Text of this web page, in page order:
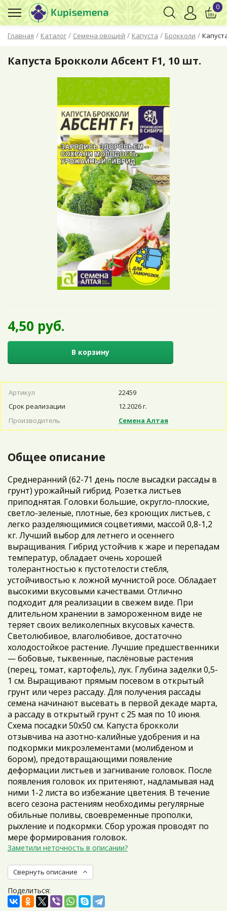
Главная / Каталог / Семена овощей / Капуста / Брокколи /
0
Капуста Брокколи Абсент F1, 10 шт.
4,50 руб.
В корзину
Артикул
22459
Срок реализации
12.2026 г.
Производитель
Семена Алтая
Общее описание
Среднеранний (62-71 день после высадки рассады в
грунт) урожайный гибрид. Розетка листьев
приподнятая. Головки большие, округло-плоские,
светло-зеленые, плотные, без кроющих листьев, с
легко разделяющимися соцветиями, массой 0,8-1,2
кг. Лучший выбор для летнего и осеннего
выращивания. Гибрид устойчив к жаре и перепадам
температур, обладает очень хорошей
толерантностью к пустотелости стебля,
устойчивостью к ложной мучнистой росе. Обладает
высокими вкусовыми качествами. Отлично
подходит для реализации в свежем виде. При
длительном хранении в замороженном виде не
теряет своих великолепных вкусовых качеств.
Светолюбивое, влаголюбивое, достаточно
холодостойкое растение. Лучшие предшественники
— бобовые, тыквенные, паслёновые растения
(перец, томат, картофель), лук. Глубина заделки 0,5-
1 см. Выращивают прямым посевом в открытый
грунт или через рассаду. Для получения рассады
семена начинают высевать в первой декаде марта,
а рассаду в открытый грунт с 25 мая по 10 июня.
Схема посадки 50x50 см. Капуста брокколи
отзывчива на азотно-калийные удобрения и на
подкормки микроэлементами (молибденом и
бором), предотвращающими появление
деформации листьев и загнивание головок. После
появления головок их притеняют, надламывая над
ними 1-2 листа во избежание цветения. В течение
всего сезона растениям необходимы регулярные
обильные поливы, своевременные прополки,
рыхление и подкормки. Сбор урожая проводят по
мере формирования головок.
Заметили неточность в описании?
Свернуть описание
Поделиться: